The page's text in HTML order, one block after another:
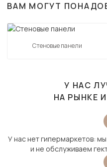
ВАМ МОГУТ
Стеновые панели
У НАС
НА РЫНКЕ
У нас нет гипермаркетов:
и не обслуживаем